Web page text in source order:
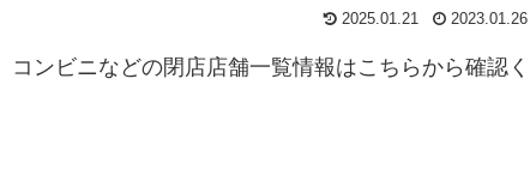
2025.01.21 2023.01.26
コンビニなどの閉店店舗一覧情報はこちらから確認く